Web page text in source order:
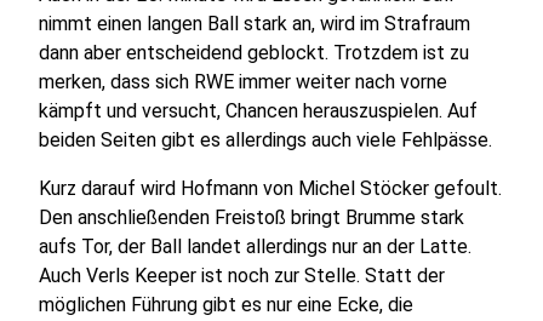
nimmt einen langen Ball stark an, wird im Strafraum
dann aber entscheidend geblockt. Trotzdem ist zu
merken, dass sich RWE immer weiter nach vorne
kämpft und versucht, Chancen herauszuspielen. Auf
beiden Seiten gibt es allerdings auch viele Fehlpässe.
Kurz darauf wird Hofmann von Michel Stöcker gefoult.
Den anschließenden Freistoß bringt Brumme stark
aufs Tor, der Ball landet allerdings nur an der Latte.
Auch Verls Keeper ist noch zur Stelle. Statt der
möglichen Führung gibt es nur eine Ecke, die